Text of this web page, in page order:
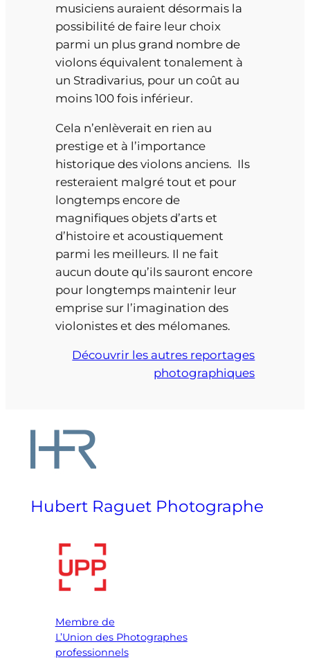
musiciens auraient désormais la
possibilité de faire leur choix
parmi un plus grand nombre de
violons équivalent tonalement à
un Stradivarius, pour un coût au
moins 100 fois inférieur.
Cela n’enlèverait en rien au
prestige et à l’importance
historique des violons anciens. Ils
resteraient malgré tout et pour
longtemps encore de
magnifiques objets d’arts et
d’histoire et acoustiquement
parmi les meilleurs. Il ne fait
aucun doute qu’ils sauront encore
pour longtemps maintenir leur
emprise sur l’imagination des
violonistes et des mélomanes.
Découvrir les autres reportages
photographiques
Hubert Raguet Photographe
Membre de
L’Union des Photographes
professionnels